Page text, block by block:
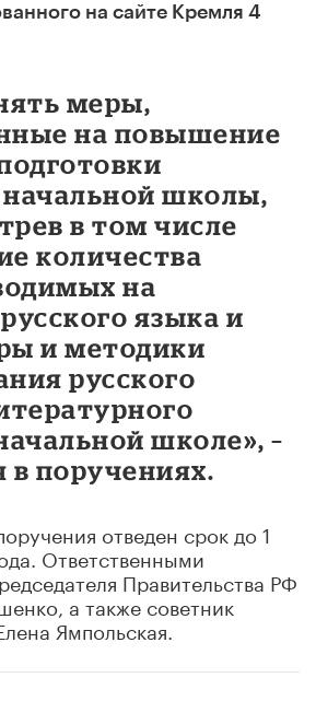
на сайте Кремля 4
меры,
на повышение
школы,
в том числе
количества
на
языка и
и методики
русского
школе», –
в поручениях.
отведен срок до 1
Ответственными
Правительства РФ
а также советник
Ямпольская.